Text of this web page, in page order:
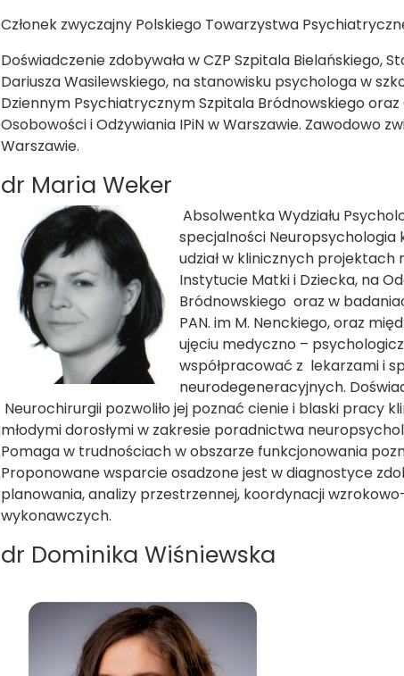
Członek zwyczajny Polskiego Towarzystwa
Doświadczenie zdobywała w CZP Szpitala Bielańskiego,
Dariusza Wasilewskiego, na stanowisku psychologa w
Dziennym Psychiatrycznym Szpitala Bródnowskiego
Osobowości i Odżywiania IPiN w Warszawie. Zawodowo
Warszawie.
dr Maria Weker
Absolwentka Wydziału
specjalności Neuropsychologia
udział w klinicznych
Instytucie Matki i Dziecka, na
Bródnowskiego oraz w
PAN. im M. Nenckiego, oraz
ujęciu medyczno –
współpracować z lekarzami i
neurodegeneracyjnych.
Neurochirurgii pozwoliło jej poznać cienie i blaski pracy
młodymi dorosłymi w zakresie poradnictwa
Pomaga w trudnościach w obszarze funkcjonowania
Proponowane wsparcie osadzone jest w diagnostyce
planowania, analizy przestrzennej, koordynacji
wykonawczych.
dr Dominika Wiśniewska